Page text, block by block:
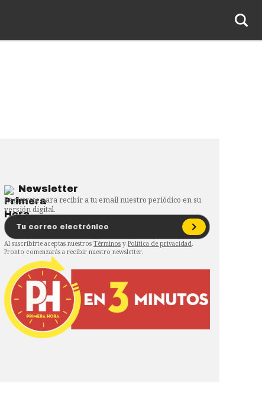
Newsletter
Regístrate para recibir a tu email nuestro periódico en su
versión digital.
Al suscribirte aceptas nuestros Términos y Política de privacidad.
Pronto comenzarás a recibir nuestro newsletter.